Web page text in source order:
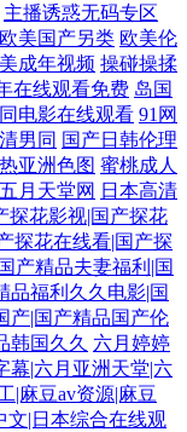
主播诱惑无码专区
美国产另类 欧美伦
成年视频 操碰操揉
在线观看免费 岛国
电影在线观看 91网
男同 国产日韩伦理
亚洲色图 蜜桃成人
五月天堂网 日本高清
探花影视|国产探花
探花在线看|国产探
国产精品夫妻福利|国
品福利久久电影|国
产|国产精品国产伦
韩国久久 六月婷婷
幕|六月亚洲天堂|六
|麻豆av资源|麻豆
文|日本综合在线观